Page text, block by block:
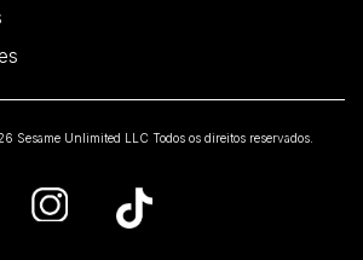
Sesame Unlimited LLC Todos os direitos reservados.